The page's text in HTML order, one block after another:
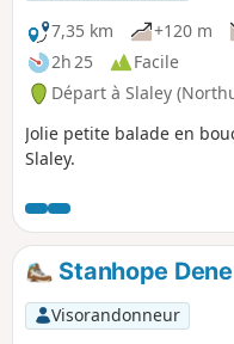
7,35 km
+120 m
2h 25
Facile
Départ à Slaley
Jolie petite balade en
Slaley.
Stanhope
Visorandonneur